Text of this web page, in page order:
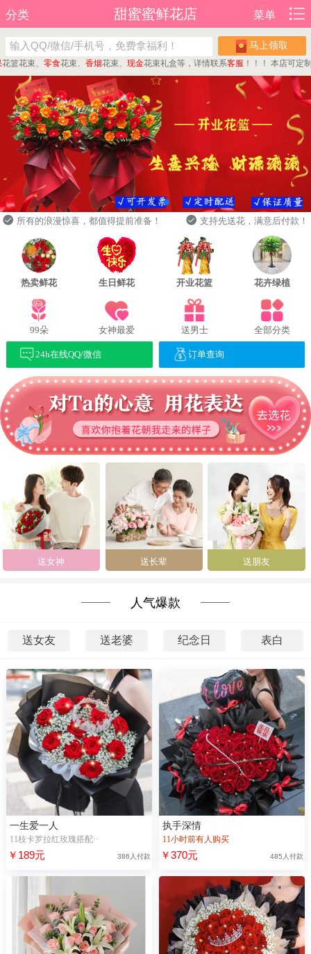
分类 甜蜜蜜鲜花店 菜单
马上领取
花束、零食 花束、香烟 花束、现金 花束礼盒等，详情联系客服！！！ 本店可定制蛋
所有的浪漫惊喜，都值得提前准备！ 支持先送花，满意后付款！
热卖鲜花 生日鲜花 开业花篮 花卉绿植
99朵 女神最爱 送男士 全部分类
24h在线QQ/微信 订单查询
送女神 送长辈 送朋友
人气爆款
送女友 送老婆 纪念日 表白
一生爱一人
11枝卡罗拉红玫瑰搭配··
￥189元 386人付款
执手深情
11小时前有人购买
￥370元 485人付款